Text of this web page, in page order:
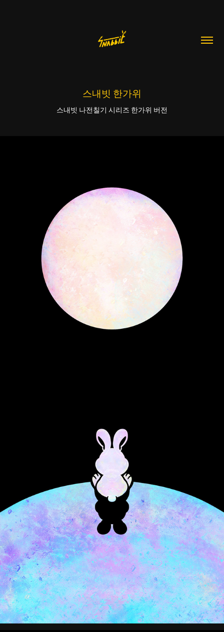
스내빗 한가위
스내빗 나전칠기 시리즈 한가위 버전